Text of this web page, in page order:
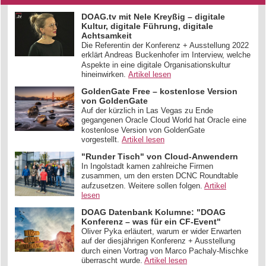
DOAG.tv mit Nele Kreyßig – digitale
Kultur, digitale Führung, digitale
Achtsamkeit
Die Referentin der Konferenz + Ausstellung 2022
erklärt Andreas Buckenhofer im Interview, welche
Aspekte in eine digitale Organisationskultur
hineinwirken. Artikel lesen
GoldenGate Free – kostenlose Version
von GoldenGate
Auf der kürzlich in Las Vegas zu Ende
gegangenen Oracle Cloud World hat Oracle eine
kostenlose Version von GoldenGate
vorgestellt. Artikel lesen
"Runder Tisch" von Cloud-Anwendern
In Ingolstadt kamen zahlreiche Firmen
zusammen, um den ersten DCNC Roundtable
aufzusetzen. Weitere sollen folgen. Artikel
lesen
DOAG Datenbank Kolumne: "DOAG
Konferenz – was für ein CF-Event"
Oliver Pyka erläutert, warum er wider Erwarten
auf der diesjährigen Konferenz + Ausstellung
durch einen Vortrag von Marco Pachaly-Mischke
überrascht wurde. Artikel lesen